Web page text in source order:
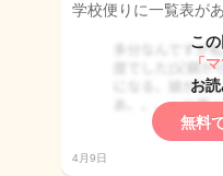
学校便りに一覧表が
こ
「
お
無料
4月9日